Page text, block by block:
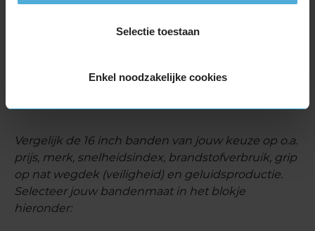
Selectie toestaan
Enkel noodzakelijke cookies
Vredestein
Vergelijk de 16 inch banden van jouw keuze op o.a.
prijs, merk, snelheidsindex, brandstofverbruik, grip
op nat wegdek (veiligheid) en geluidsproductie.
Selecteer jouw bandenmaat in het blokje
hieronder: